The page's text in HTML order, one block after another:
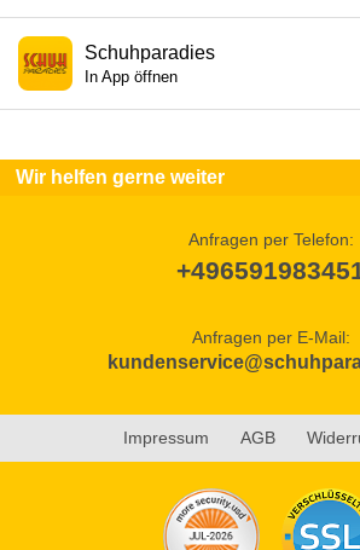
Schuhparadies
In App öffnen
Wir helfen gerne weiter
Anfragen per Telefon:
Anfragen per E-Mail:
Impressum AGB